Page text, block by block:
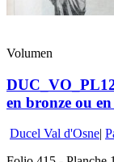
Volumen
en bronze ou
Ducel Val d'Osne|